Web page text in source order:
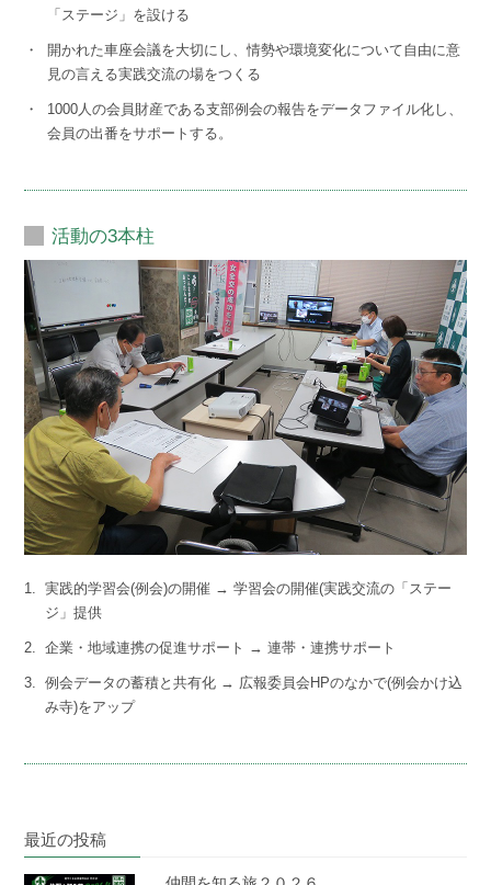
「ステージ」を設ける
・
開かれた車座会議を大切にし、情勢や環境変化について自由に意
見の言える実践交流の場をつくる
・
1000人の会員財産である支部例会の報告をデータファイル化し、
会員の出番をサポートする。
活動の3本柱
1.
実践的学習会(例会)の開催 → 学習会の開催(実践交流の「ステー
ジ」提供
2. 企業・地域連携の促進サポート → 連帯・連携サポート
3.
例会データの蓄積と共有化 → 広報委員会HPのなかで(例会かけ込
み寺)をアップ
最近の投稿